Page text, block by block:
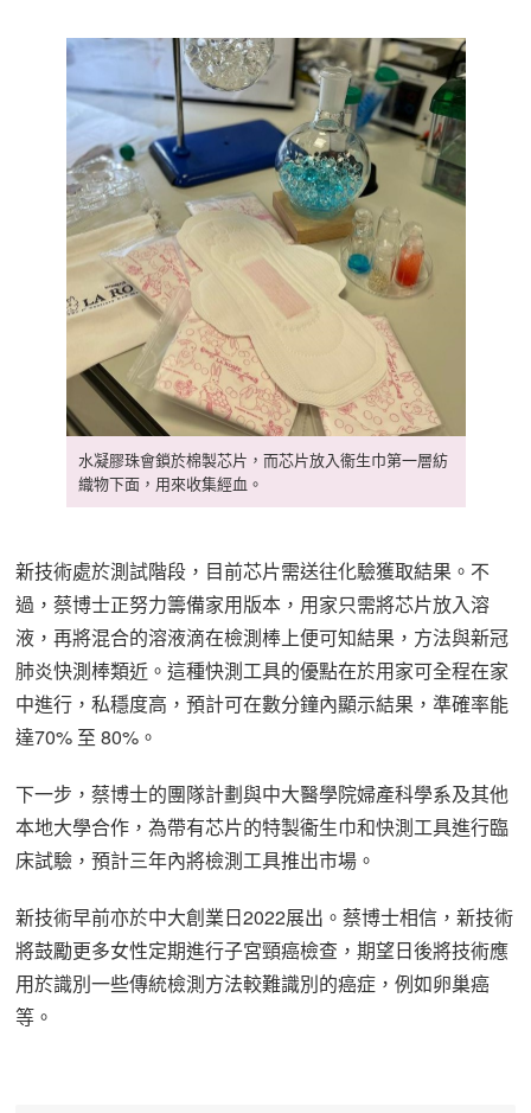
水凝膠珠會鎖於棉製芯片，而芯片放入衞生巾第一層紡
織物下面，用來收集經血。
新技術處於測試階段，目前芯片需送往化驗獲取結果。不
過，蔡博士正努力籌備家用版本，用家只需將芯片放入溶
液，再將混合的溶液滴在檢測棒上便可知結果，方法與新冠
肺炎快測棒類近。這種快測工具的優點在於用家可全程在家
中進行，私穩度高，預計可在數分鐘內顯示結果，準確率能
達70% 至 80%。
下一步，蔡博士的團隊計劃與中大醫學院婦產科學系及其他
本地大學合作，為帶有芯片的特製衞生巾和快測工具進行臨
床試驗，預計三年內將檢測工具推出市場。
新技術早前亦於中大創業日2022展出。蔡博士相信，新技術
將鼓勵更多女性定期進行子宮頸癌檢查，期望日後將技術應
用於識別一些傳統檢測方法較難識別的癌症，例如卵巢癌
等。